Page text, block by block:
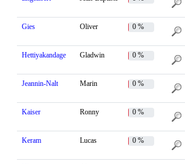
Gies Oliver 0 %
Hettiyakandage Gladwin 0 %
Jeannin-Nalt Marin 0 %
Kaiser Ronny 0 %
Keram Lucas 0 %